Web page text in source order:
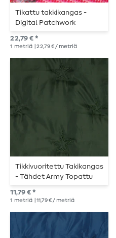
Tikattu takkikangas -
Digital Patchwork
Vaaleanpunainen
22,79 € *
1 metriä | 22,79 € / metriä
Tikkivuoritettu Takikangas
- Tähdet Army Topattu
11,79 € *
1 metriä | 11,79 € / metriä